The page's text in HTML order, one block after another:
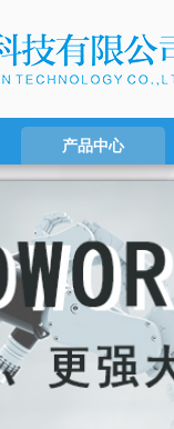
产品中心